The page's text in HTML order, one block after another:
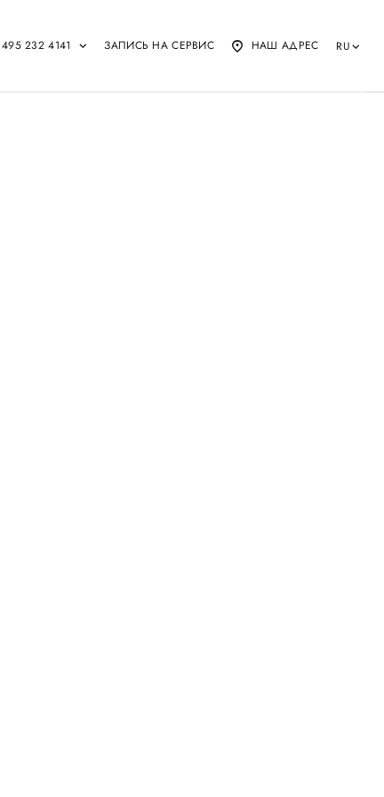
232 4141 ЗАПИСЬ НА СЕРВИС НАШ АДРЕС RU